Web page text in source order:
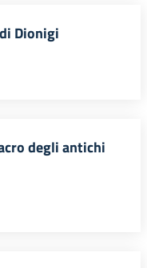
Dionigi
degli antichi